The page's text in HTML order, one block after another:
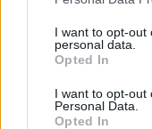
not limited to your
grant or deny
use your data for
consent section.
I want to opt-out
personal data.
Opted In
I want to opt-out
Personal Data.
Opted In
k
NOTIZIE RECENTI
“Sul filo